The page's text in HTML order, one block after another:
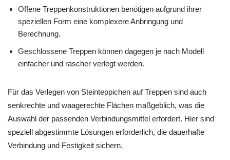
Offene Treppenkonstruktionen benötigen aufgrund ihrer
speziellen Form eine komplexere Anbringung und
Berechnung.
Geschlossene Treppen können dagegen je nach Modell
einfacher und rascher verlegt werden.
Für das Verlegen von Steinteppichen auf Treppen sind auch
senkrechte und waagerechte Flächen maßgeblich, was die
Auswahl der passenden Verbindungsmittel erfordert. Hier sind
speziell abgestimmte Lösungen erforderlich, die dauerhafte
Verbindung und Festigkeit sichern.